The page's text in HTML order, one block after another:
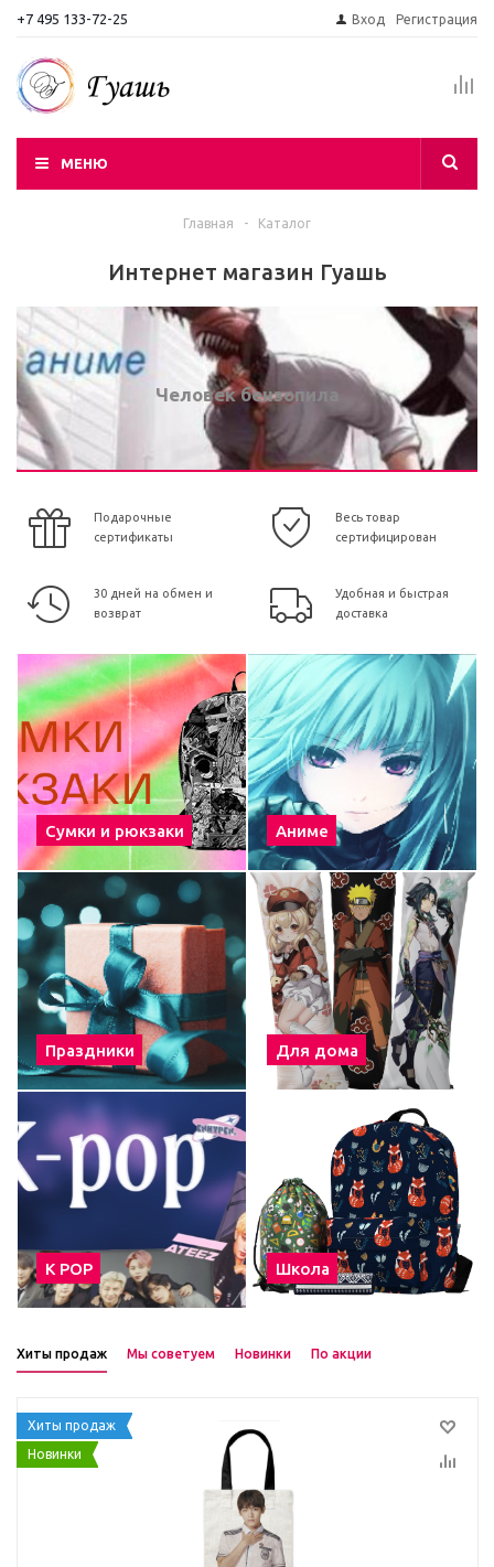
+7 495 133-72-25 Вход Регистрация
МЕНЮ
Главная - Каталог
Интернет магазин Гуашь
Человек бензопила
Подарочные
сертификаты
Весь товар
сертифицирован
30 дней на обмен и
возврат
Удобная и быстрая
доставка
Сумки и рюкзаки Аниме
Праздники Для дома
К POP Школа
Хиты продаж Мы советуем Новинки По акции
Хиты продаж
Новинки